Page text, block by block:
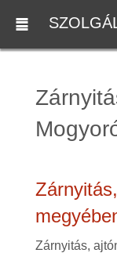
Zárnyitás,